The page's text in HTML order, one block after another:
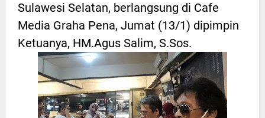
Sulawesi Selatan, berlangsung di Cafe
Media Graha Pena, Jumat (13/1) dipimpin
Ketuanya, HM.Agus Salim, S.Sos.